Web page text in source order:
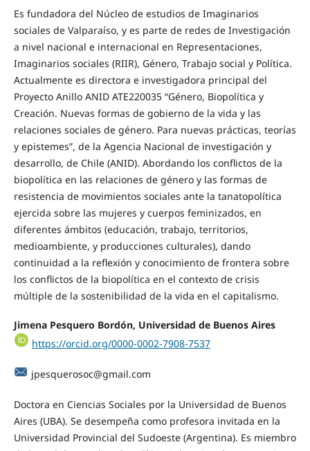
Es fundadora del Núcleo de estudios de Imaginarios
sociales de Valparaíso, y es parte de redes de Investigación
a nivel nacional e internacional en Representaciones,
Imaginarios sociales (RIIR), Género, Trabajo social y Política.
Actualmente es directora e investigadora principal del
Proyecto Anillo ANID ATE220035 “Género, Biopolítica y
Creación. Nuevas formas de gobierno de la vida y las
relaciones sociales de género. Para nuevas prácticas, teorías
y epistemes”, de la Agencia Nacional de investigación y
desarrollo, de Chile (ANID). Abordando los conflictos de la
biopolítica en las relaciones de género y las formas de
resistencia de movimientos sociales ante la tanatopolítica
ejercida sobre las mujeres y cuerpos feminizados, en
diferentes ámbitos (educación, trabajo, territorios,
medioambiente, y producciones culturales), dando
continuidad a la reflexión y conocimiento de frontera sobre
los conflictos de la biopolítica en el contexto de crisis
múltiple de la sostenibilidad de la vida en el capitalismo.
Jimena Pesquero Bordón, Universidad de Buenos Aires
https://orcid.org/0000-0002-7908-7537
jpesquerosoc@gmail.com
Doctora en Ciencias Sociales por la Universidad de Buenos
Aires (UBA). Se desempeña como profesora invitada en la
Universidad Provincial del Sudoeste (Argentina). Es miembro